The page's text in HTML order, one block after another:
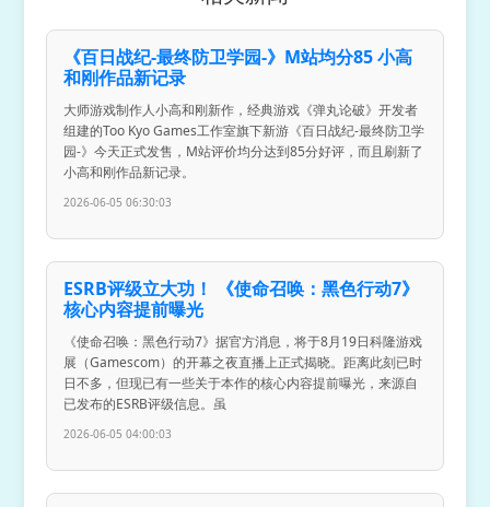
《百日战纪-最终防卫学园-》M站均分85 小高
和刚作品新记录
大师游戏制作人小高和刚新作，经典游戏《弹丸论破》开发者
组建的Too Kyo Games工作室旗下新游《百日战纪-最终防卫学
园-》今天正式发售，M站评价均分达到85分好评，而且刷新了
小高和刚作品新记录。
2026-06-05 06:30:03
ESRB评级立大功！ 《使命召唤：黑色行动7》
核心内容提前曝光
《使命召唤：黑色行动7》据官方消息，将于8月19日科隆游戏
展（Gamescom）的开幕之夜直播上正式揭晓。距离此刻已时
日不多，但现已有一些关于本作的核心内容提前曝光，来源自
已发布的ESRB评级信息。虽
2026-06-05 04:00:03